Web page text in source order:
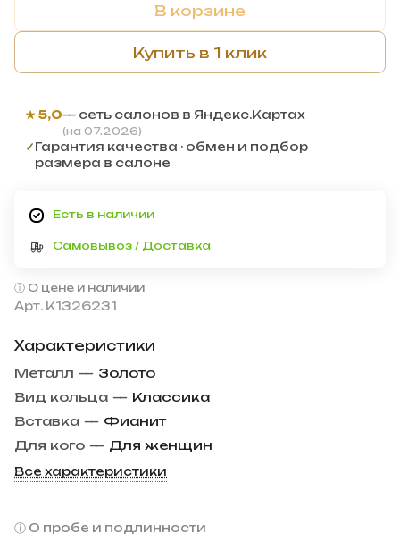
Арт. К1326231
Характеристики
Металл — Золото
Вид кольца — Классика
Вставка — Фианит
Для кого — Для женщин
Все характеристики
О пробе и подлинности
В корзине
Купить в 1 клик
★ 5,0— сеть салонов в Яндекс.Картах
(на 07.2026)
✓Гарантия качества · обмен и подбор
размера в салоне
Есть в наличии
Самовывоз / Доставка
О цене и наличии